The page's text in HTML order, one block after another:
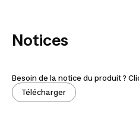
Notices
Besoin de la notice du produit ?
Télécharger